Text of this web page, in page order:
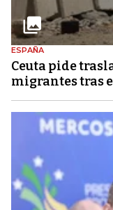
ESPAÑA
Ceuta pide
migrantes tras